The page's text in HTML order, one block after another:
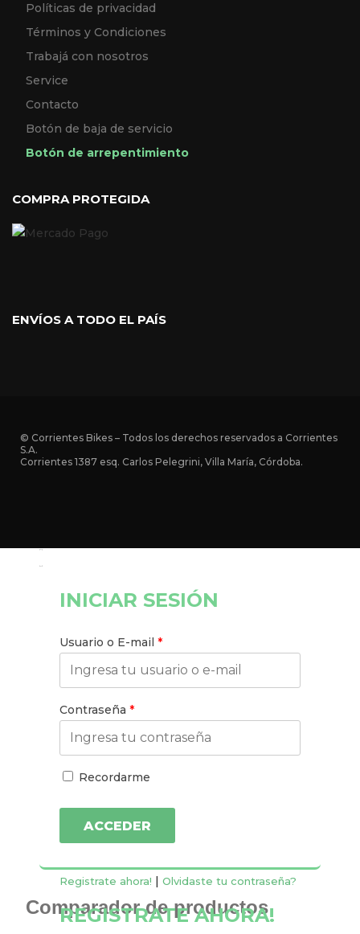
Políticas de privacidad
Términos y Condiciones
Trabajá con nosotros
Service
Contacto
Botón de baja de servicio
Botón de arrepentimiento
COMPRA PROTEGIDA
ENVÍOS A TODO EL PAÍS
© Corrientes Bikes – Todos los derechos reservados a Corrientes
S.A.
Corrientes 1387 esq. Carlos Pelegrini, Villa María, Córdoba.
INICIAR SESIÓN
Usuario o E-mail *
Contraseña *
Recordarme
Registrate ahora! Olvidaste tu contraseña?
REGISTRATE AHORA!